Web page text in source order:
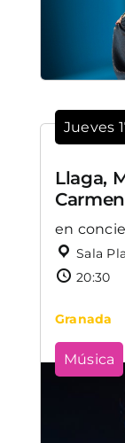
Jueves
Llaga,
en
Sala
20:30
Granada
Música